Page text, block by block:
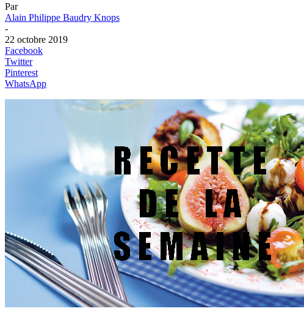
Par
Alain Philippe Baudry Knops
-
22 octobre 2019
Facebook
Twitter
Pinterest
WhatsApp